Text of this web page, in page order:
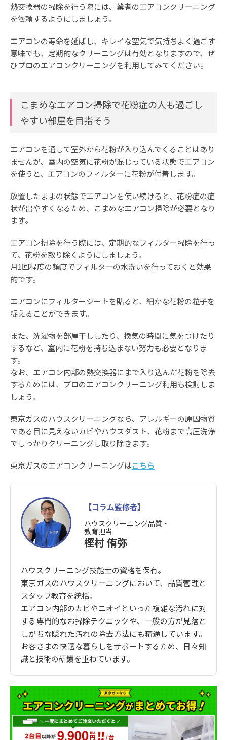
熱交換器の掃除を行う際には、業者のエアコンクリーニング
を依頼するようにしましょう。
エアコンの寿命を延ばし、キレイな空気で気持ちよく過ごす
意味でも、定期的なクリーニングは有効となりますので、ぜ
ひプロのエアコンクリーニングを利用してみてください。
こまめなエアコン掃除で花粉症の人も過ごし
やすい部屋を目指そう
エアコンを通して室外から花粉が入り込んでくることはあり
ませんが、室内の空気に花粉が混じっている状態でエアコン
を使うと、エアコンのフィルターに花粉が付着します。
放置したままの状態でエアコンを使い続けると、花粉症の症
状が出やすくなるため、こまめなエアコン掃除が必要となり
ます。
エアコン掃除を行う際には、定期的なフィルター掃除を行っ
て、花粉を取り除くようにしましょう。
月1回程度の頻度でフィルターの水洗いを行っておくと効果
的です。
エアコンにフィルターシートを貼ると、細かな花粉の粒子を
捉えることができます。
また、洗濯物を部屋干ししたり、換気の時間に気をつけたり
するなど、室内に花粉を持ち込まない努力も必要となりま
す。
なお、エアコン内部の熱交換器にまで入り込んだ花粉を除去
するためには、プロのエアコンクリーニング利用も検討しま
しょう。
東京ガスのハウスクリーニングなら、アレルギーの原因物質
である目に見えないカビやハウスダスト、花粉まで高圧洗浄
でしっかりクリーニングし取り除きます。
東京ガスのエアコンクリーニングはこちら
【コラム監修者】
ハウスクリーニング品質・
教育担当
樫村 侑弥
ハウスクリーニング技能士の資格を保有。
東京ガスのハウスクリーニングにおいて、品質管理と
スタッフ教育を統括。
エアコン内部のカビやニオイといった複雑な汚れに対
する専門的なお掃除テクニックや、一般の方が見落と
しがちな隠れた汚れの除去方法にも精通しています。
お客さまの快適な暮らしをサポートするため、日々知
識と技術の研鑽を重ねています。